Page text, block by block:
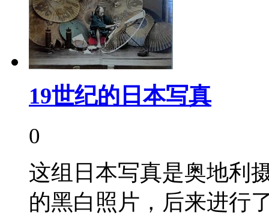
19世纪的日本写真
0
这组日本写真是奥地利
的黑白照片，后来进行